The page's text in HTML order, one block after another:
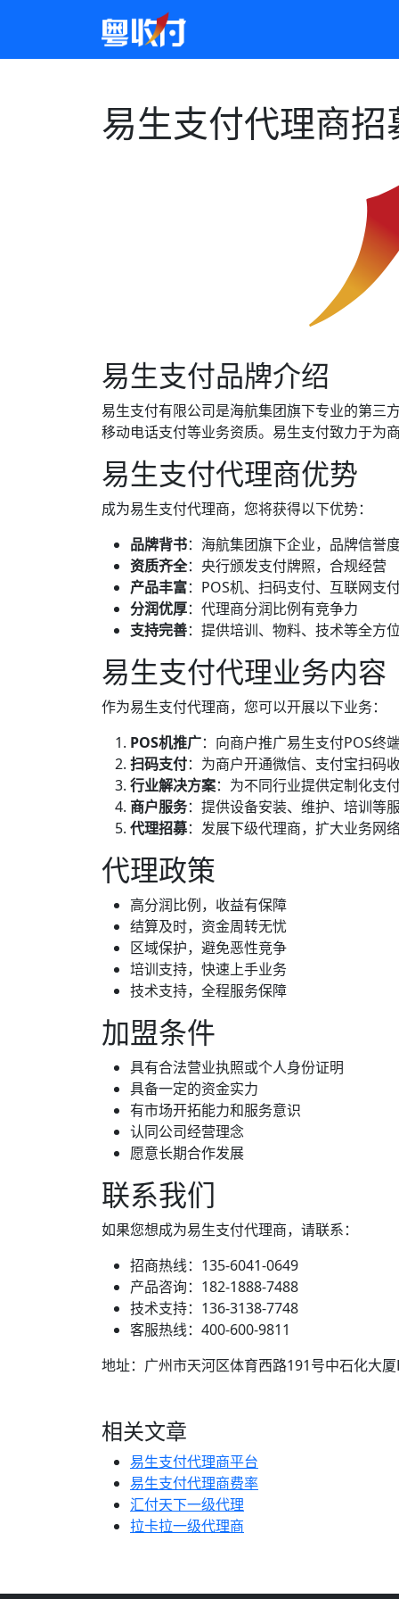
易生支付代理商招
易生支付品牌介绍
易生支付有限公司是海航集团旗下专业的第三
移动电话支付等业务资质。易生支付致力于为
易生支付代理商优势
成为易生支付代理商，您将获得以下优势：
品牌背书：海航集团旗下企业，品牌信誉
资质齐全：央行颁发支付牌照，合规经营
产品丰富：POS机、扫码支付、互联网支
分润优厚：代理商分润比例有竞争力
支持完善：提供培训、物料、技术等全方
易生支付代理业务内容
作为易生支付代理商，您可以开展以下业务：
POS机推广：向商户推广易生支付POS终
扫码支付：为商户开通微信、支付宝扫码
行业解决方案：为不同行业提供定制化支
商户服务：提供设备安装、维护、培训等
代理招募：发展下级代理商，扩大业务网
代理政策
高分润比例，收益有保障
结算及时，资金周转无忧
区域保护，避免恶性竞争
培训支持，快速上手业务
技术支持，全程服务保障
加盟条件
具有合法营业执照或个人身份证明
具备一定的资金实力
有市场开拓能力和服务意识
认同公司经营理念
愿意长期合作发展
联系我们
如果您想成为易生支付代理商，请联系：
招商热线：135-6041-0649
产品咨询：182-1888-7488
技术支持：136-3138-7748
客服热线：400-600-9811
地址：广州市天河区体育西路191号中石化大
相关文章
易生支付代理商平台
易生支付代理商费率
汇付天下一级代理
拉卡拉一级代理商